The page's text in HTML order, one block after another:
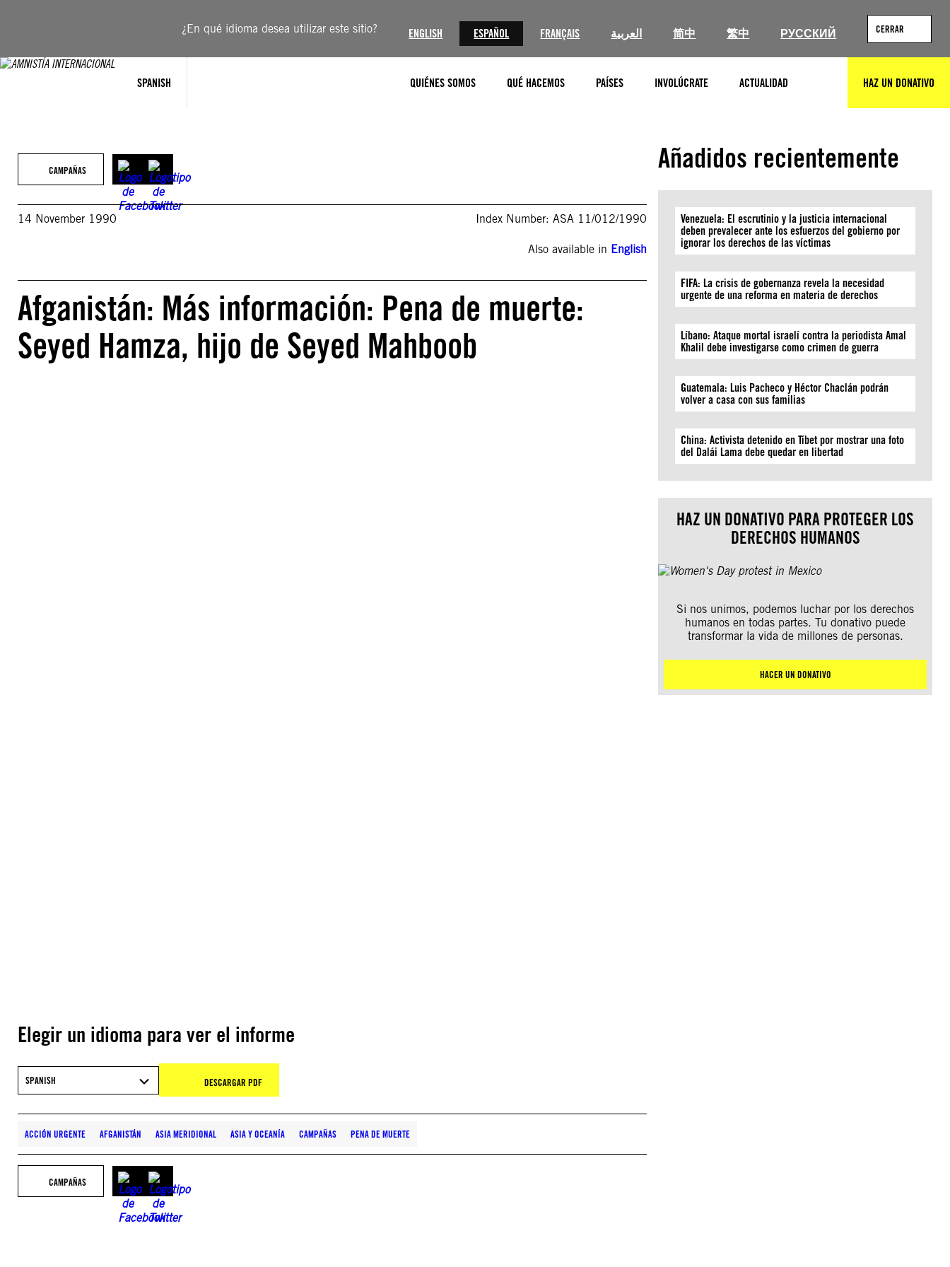
¿En qué idioma desea utilizar este sitio? ENGLISH ESPAÑOL FRANÇAIS العربية 简中 繁中 РУССКИЙ CERRAR
SPANISH QUIÉNES SOMOS QUÉ HACEMOS PAÍSES INVOLÚCRATE ACTUALIDAD HAZ UN DONATIVO
CAMPAÑAS
14 November 1990 Index Number: ASA 11/012/1990
Also available in English
Afganistán: Más información: Pena de muerte:
Seyed Hamza, hijo de Seyed Mahboob
Elegir un idioma para ver el informe
SPANISH DESCARGAR PDF
ACCIÓN URGENTE AFGANISTÁN ASIA MERIDIONAL ASIA Y OCEANÍA CAMPAÑAS PENA DE MUERTE
CAMPAÑAS
Añadidos recientemente
Venezuela: El escrutinio y la justicia internacional
deben prevalecer ante los esfuerzos del gobierno por
ignorar los derechos de las víctimas
FIFA: La crisis de gobernanza revela la necesidad
urgente de una reforma en materia de derechos
Líbano: Ataque mortal israelí contra la periodista Amal
Khalil debe investigarse como crimen de guerra
Guatemala: Luis Pacheco y Héctor Chaclán podrán
volver a casa con sus familias
China: Activista detenido en Tíbet por mostrar una foto
del Dalái Lama debe quedar en libertad
HAZ UN DONATIVO PARA PROTEGER LOS
DERECHOS HUMANOS
Si nos unimos, podemos luchar por los derechos
humanos en todas partes. Tu donativo puede
transformar la vida de millones de personas.
HACER UN DONATIVO